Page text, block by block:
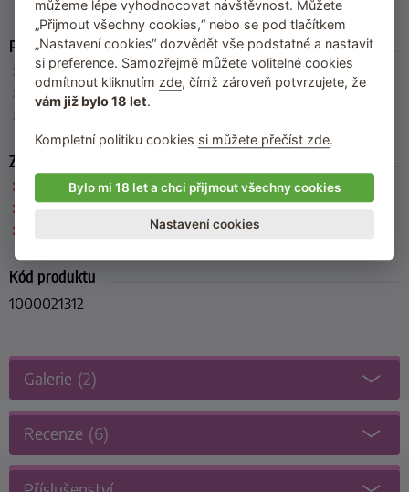
Parametry
Velikost: 73 x 37 cm
Sací schopnost : 2 800 ml
Zařazeno
Vložné pleny ABENA San Premium
Abena
Kód produktu
1000021312
Galerie (2)
Recenze (6)
můžeme lépe vyhodnocovat návštěvnost. Můžete
„Přijmout všechny cookies,“ nebo se pod tlačítkem
„Nastavení cookies“ dozvědět vše podstatné a nastavit
si preference. Samozřejmě můžete volitelné cookies
odmítnout kliknutím zde, čímž zároveň potvrzujete, že
vám již bylo 18 let.
Kompletní politiku cookies si můžete přečíst zde.
Bylo mi 18 let a chci přijmout všechny cookies
Nastavení cookies